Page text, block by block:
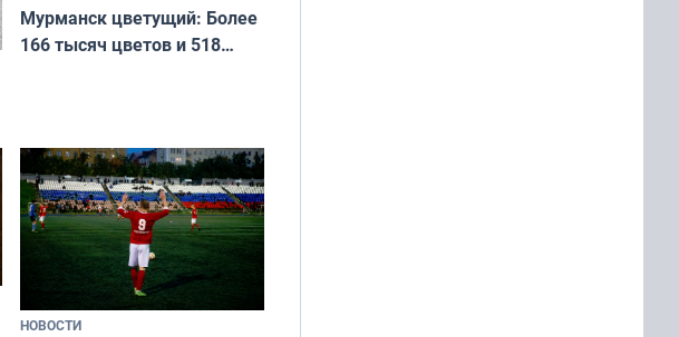
Мурманск цветущий: Более
166 тысяч цветов и 518
НОВОСТИ